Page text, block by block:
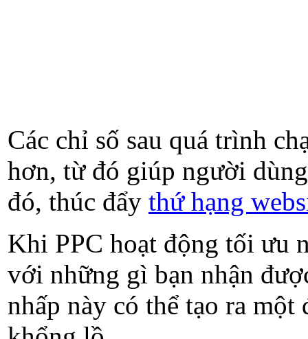
Các chỉ số sau quá trình
hơn, từ đó giúp người
đó, thúc đẩy thứ hạng
Khi PPC hoạt động tối ưu
với những gì bạn nhận
nhấp này có thể tạo ra